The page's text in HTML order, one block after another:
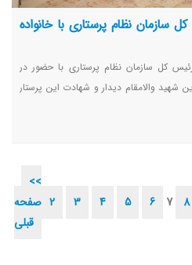
سازمان نظام پرستاری با خانواده
کل سازمان نظام پرستاری با حضور در
شهید والامقام دیدار و شهادت این پرستار
<<
صفحه
قبلی
2 3 4 5 6 7 8